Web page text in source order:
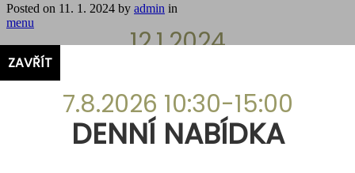
Posted on 11. 1. 2024 by admin in
menu
12.1.2024
POLÉVKA
ZAVŘÍT
7.8.2026 10:30-15:00
DENNÍ NABÍDKA